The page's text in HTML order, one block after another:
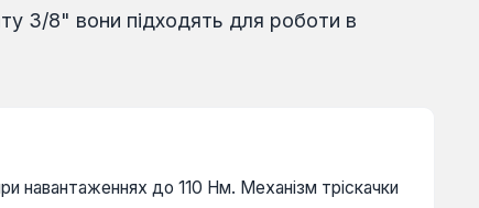
3/8" вони підходять для роботи в
навантаженнях до 110 Нм. Механізм тріскачки